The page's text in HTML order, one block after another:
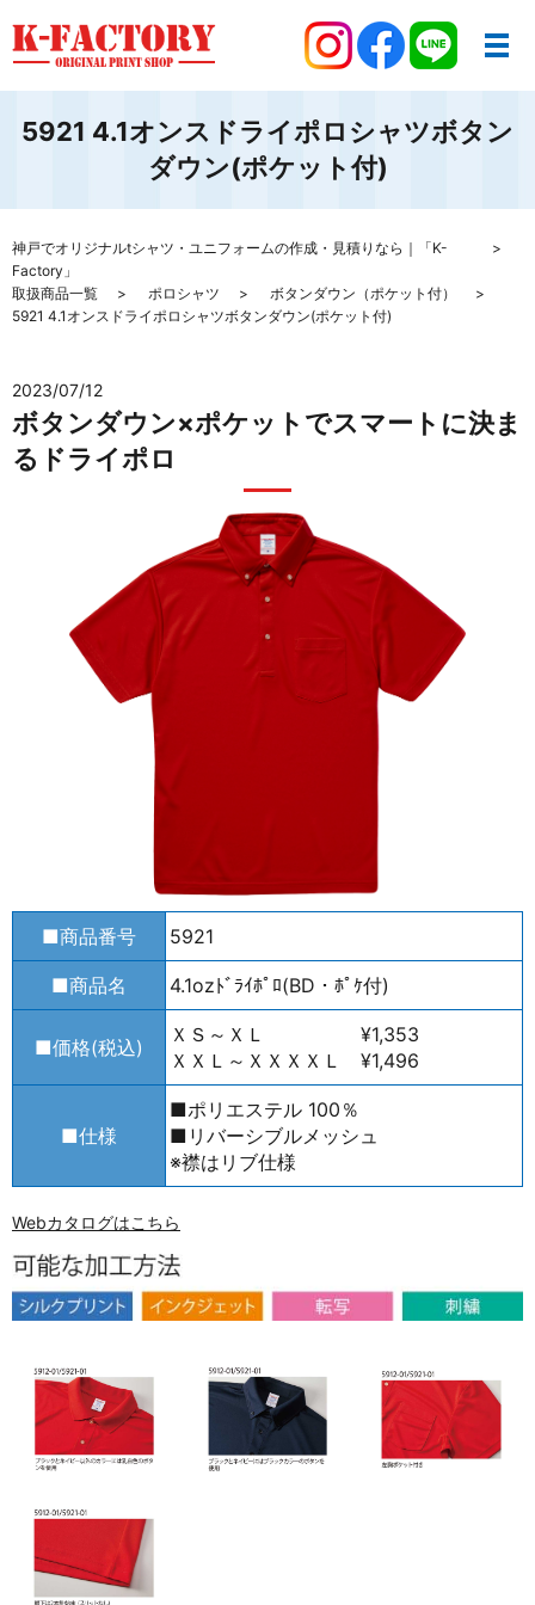
5921 4.1オンスドライポロシャツボタン
ダウン(ポケット付)
神戸でオリジナルtシャツ・ユニフォームの作成・見積りなら｜「K-
Factory」
取扱商品一覧
ポロシャツ
ボタンダウン（ポケット付）
5921 4.1オンスドライポロシャツボタンダウン(ポケット付)
2023/07/12
ボタンダウン×ポケットでスマートに決ま
るドライポロ
■商品番号 5921
■商品名 4.1ozﾄﾞﾗｲﾎﾟﾛ(BD・ﾎﾟｹ付)
■価格(税込)
ＸＳ～ＸＬ ¥1,353
ＸＸＬ～ＸＸＸＸＬ ¥1,496
■仕様
■ポリエステル 100％
■リバーシブルメッシュ
※襟はリブ仕様
Webカタログはこちら